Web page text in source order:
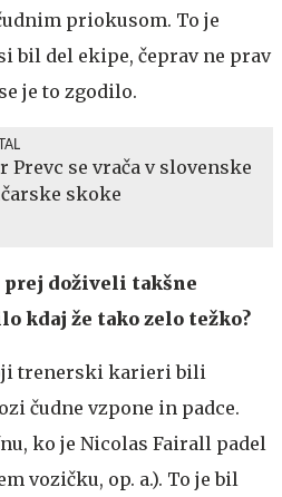
priokusom. To je
bil del ekipe, čeprav ne prav
je to zgodilo.
Prevc se vrača v slovenske
skoke
prej doživeli takšne
kdaj že tako zelo težko?
trenerski karieri bili
čudne vzpone in padce.
ko je Nicolas Fairall padel
vozičku, op. a.). To je bil